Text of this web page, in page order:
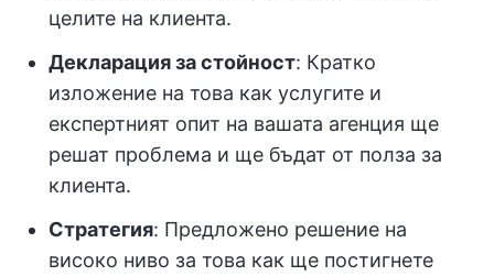
целите на клиента.
Декларация за стойност: Кратко
изложение на това как услугите и
експертният опит на вашата агенция ще
решат проблема и ще бъдат от полза за
клиента.
Стратегия: Предложено решение на
високо ниво за това как ще постигнете